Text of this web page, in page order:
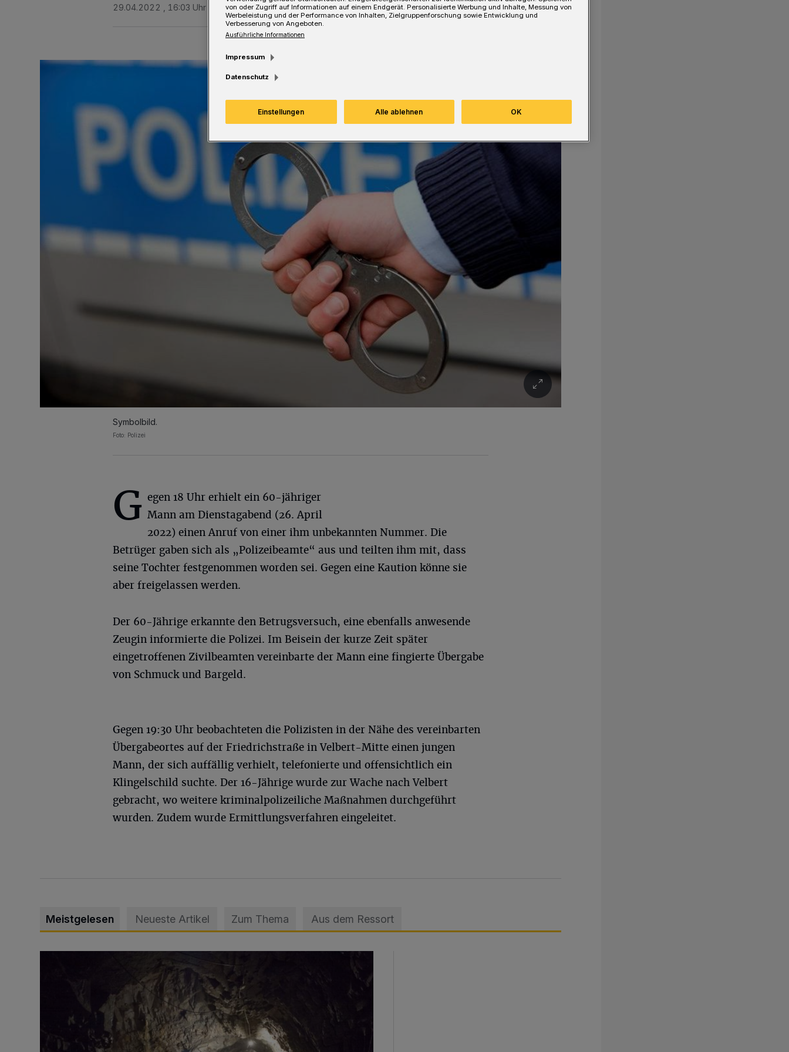
29.04.2022 , 16:03 Uhr Eine Minute Lesezeit
Symbolbild.
Foto: Polizei
G egen 18 Uhr erhielt ein 60-jähriger
Mann am Dienstagabend (26. April
2022) einen Anruf von einer ihm unbekannten Nummer. Die
Betrüger gaben sich als „Polizeibeamte“ aus und teilten ihm mit, dass
seine Tochter festgenommen worden sei. Gegen eine Kaution könne sie
aber freigelassen werden.
Der 60-Jährige erkannte den Betrugsversuch, eine ebenfalls anwesende
Zeugin informierte die Polizei. Im Beisein der kurze Zeit später
eingetroffenen Zivilbeamten vereinbarte der Mann eine fingierte Übergabe
von Schmuck und Bargeld.
Gegen 19:30 Uhr beobachteten die Polizisten in der Nähe des vereinbarten
Übergabeortes auf der Friedrichstraße in Velbert-Mitte einen jungen
Mann, der sich auffällig verhielt, telefonierte und offensichtlich ein
Klingelschild suchte. Der 16-Jährige wurde zur Wache nach Velbert
gebracht, wo weitere kriminalpolizeiliche Maßnahmen durchgeführt
wurden. Zudem wurde Ermittlungsverfahren eingeleitet.
Meistgelesen Neueste Artikel Zum Thema Aus dem Ressort
von oder Zugriff auf Informationen auf einem Endgerät. Personalisierte Werbung und Inhalte, Messung von
Werbeleistung und der Performance von Inhalten, Zielgruppenforschung sowie Entwicklung und
Verbesserung von Angeboten.
Ausführliche Informationen
Impressum
Datenschutz
Einstellungen Alle ablehnen OK